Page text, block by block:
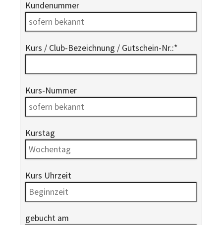
Kundenummer
Kurs / Club-Bezeichnung / Gutschein-Nr.:*
Kurs-Nummer
Kurstag
Kurs Uhrzeit
gebucht am